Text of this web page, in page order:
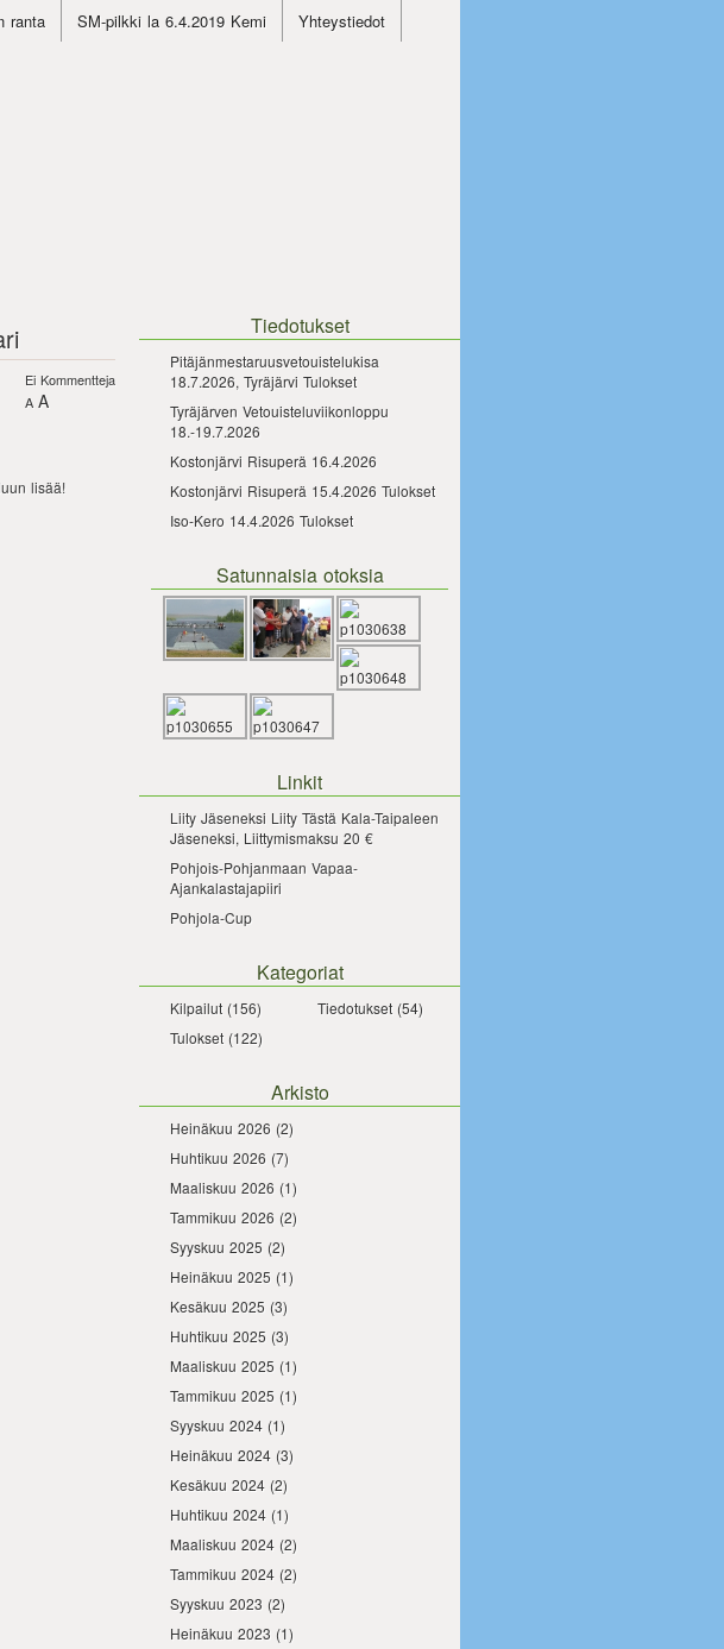
ranta SM-pilkki la 6.4.2019 Kemi Yhteystiedot
Ei Kommentteja
A A
lisää!
Tiedotukset
Pitäjänmestaruusvetouistelukisa
18.7.2026, Tyräjärvi Tulokset
Tyräjärven Vetouisteluviikonloppu
18.-19.7.2026
Kostonjärvi Risuperä 16.4.2026
Kostonjärvi Risuperä 15.4.2026 Tulokset
Iso-Kero 14.4.2026 Tulokset
Satunnaisia otoksia
Linkit
Liity Jäseneksi Liity Tästä Kala-Taipaleen
Jäseneksi, Liittymismaksu 20 €
Pohjois-Pohjanmaan Vapaa-
Ajankalastajapiiri
Pohjola-Cup
Kategoriat
Kilpailut (156) Tiedotukset(54)
Tulokset (122)
Arkisto
Heinäkuu 2026 (2)
Huhtikuu 2026 (7)
Maaliskuu 2026 (1)
Tammikuu 2026 (2)
Syyskuu 2025 (2)
Heinäkuu 2025 (1)
Kesäkuu 2025 (3)
Huhtikuu 2025 (3)
Maaliskuu 2025 (1)
Tammikuu 2025 (1)
Syyskuu 2024 (1)
Heinäkuu 2024 (3)
Kesäkuu 2024 (2)
Huhtikuu 2024 (1)
Maaliskuu 2024 (2)
Tammikuu 2024 (2)
Syyskuu 2023 (2)
Heinäkuu 2023 (1)